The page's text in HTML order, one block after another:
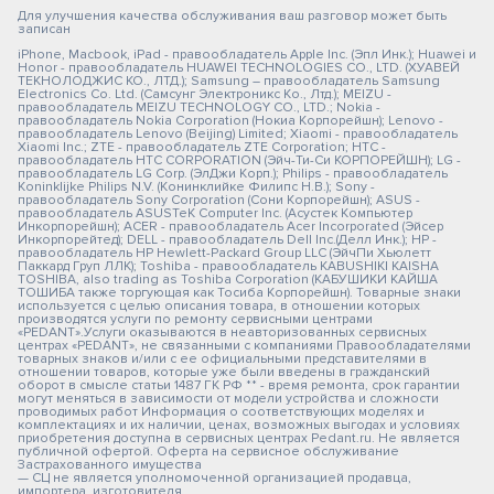
Для улучшения качества обслуживания ваш разговор может быть
записан
iPhone, Macbook, iPad - правообладатель Apple Inc. (Эпл Инк.); Huawei и
Honor - правообладатель HUAWEI TECHNOLOGIES CO., LTD. (ХУАВЕЙ
ТЕКНОЛОДЖИС КО., ЛТД.); Samsung – правообладатель Samsung
Electronics Co. Ltd. (Самсунг Электроникс Ко., Лтд.); MEIZU -
правообладатель MEIZU TECHNOLOGY CO., LTD.; Nokia -
правообладатель Nokia Corporation (Нокиа Корпорейшн); Lenovo -
правообладатель Lenovo (Beijing) Limited; Xiaomi - правообладатель
Xiaomi Inc.; ZTE - правообладатель ZTE Corporation; HTC -
правообладатель HTC CORPORATION (Эйч-Ти-Си КОРПОРЕЙШН); LG -
правообладатель LG Corp. (ЭлДжи Корп.); Philips - правообладатель
Koninklijke Philips N.V. (Конинклийке Филипс Н.В.); Sony -
правообладатель Sony Corporation (Сони Корпорейшн); ASUS -
правообладатель ASUSTeK Computer Inc. (Асустек Компьютер
Инкорпорейшн); ACER - правообладатель Acer Incorporated (Эйсер
Инкорпорейтед); DELL - правообладатель Dell Inc.(Делл Инк.); HP -
правообладатель HP Hewlett-Packard Group LLC (ЭйчПи Хьюлетт
Паккард Груп ЛЛК); Toshiba - правообладатель KABUSHIKI KAISHA
TOSHIBA, also trading as Toshiba Corporation (КАБУШИКИ КАЙША
ТОШИБА также торгующая как Тосиба Корпорейшн). Товарные знаки
используется с целью описания товара, в отношении которых
производятся услуги по ремонту сервисными центрами
«PEDANT».Услуги оказываются в неавторизованных сервисных
центрах «PEDANT», не связанными с компаниями Правообладателями
товарных знаков и/или с ее официальными представителями в
отношении товаров, которые уже были введены в гражданский
оборот в смысле статьи 1487 ГК РФ ** - время ремонта, срок гарантии
могут меняться в зависимости от модели устройства и сложности
проводимых работ Информация о соответствующих моделях и
комплектациях и их наличии, ценах, возможных выгодах и условиях
приобретения доступна в сервисных центрах Pedant.ru. Не является
публичной офертой. Оферта на сервисное обслуживание
Застрахованного имущества
— СЦ не является уполномоченной организацией продавца,